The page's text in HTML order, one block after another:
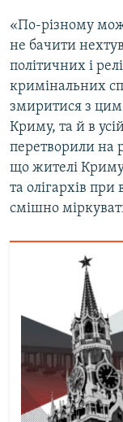
«По-різному
не бачити
політичних і
кримінальних
змиритися з
Криму, та й в
перетворили на
що жителі Криму
та олігархів при
смішно